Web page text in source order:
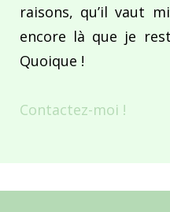
raisons, qu’il vaut
encore là que je
Quoique !
Contactez-moi !